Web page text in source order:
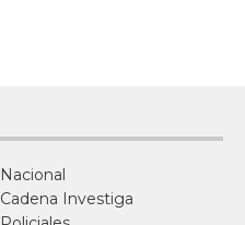
Nacional
Cadena Investiga